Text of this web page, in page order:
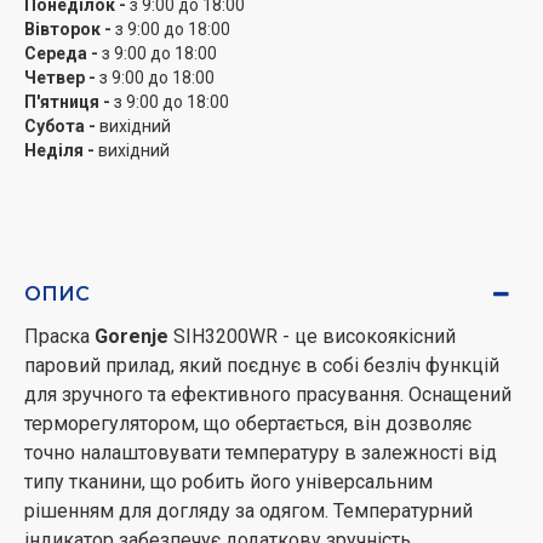
цінує якість, надійність і зручність у догляді за одягом.
Понеділок - з 9:00 до 18:00
Вівторок - з 9:00 до 18:00
Середа - з 9:00 до 18:00
Четвер - з 9:00 до 18:00
П'ятниця - з 9:00 до 18:00
Субота - вихідний
Неділя - вихідний
ОПИС
Праска Gorenje SIH3200WR - це високоякісний
паровий прилад, який поєднує в собі безліч функцій
для зручного та ефективного прасування. Оснащений
терморегулятором, що обертається, він дозволяє
точно налаштовувати температуру в залежності від
типу тканини, що робить його універсальним
рішенням для догляду за одягом. Температурний